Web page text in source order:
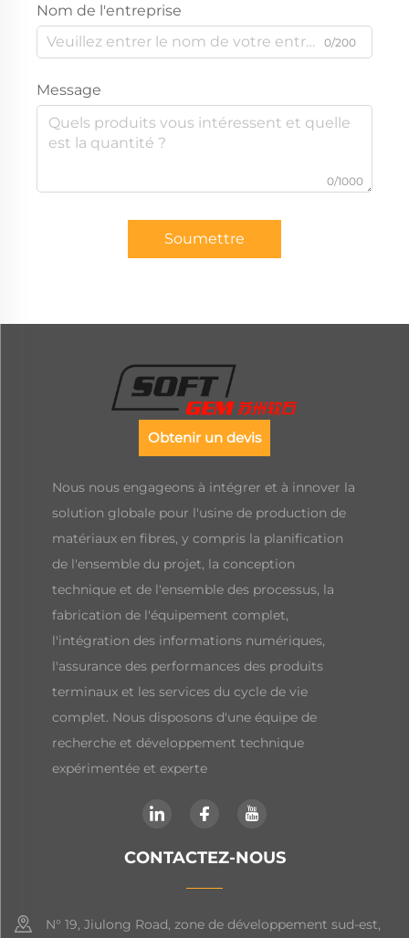
Nom de l'entreprise
0/200
Message
0/1000
Soumettre
Obtenir un devis
Nous nous engageons à intégrer et à innover la
solution globale pour l'usine de production de
matériaux en fibres, y compris la planification
de l'ensemble du projet, la conception
technique et de l'ensemble des processus, la
fabrication de l'équipement complet,
l'intégration des informations numériques,
l'assurance des performances des produits
terminaux et les services du cycle de vie
complet. Nous disposons d'une équipe de
recherche et développement technique
expérimentée et experte
CONTACTEZ-NOUS
N° 19, Jiulong Road, zone de développement sud-est,